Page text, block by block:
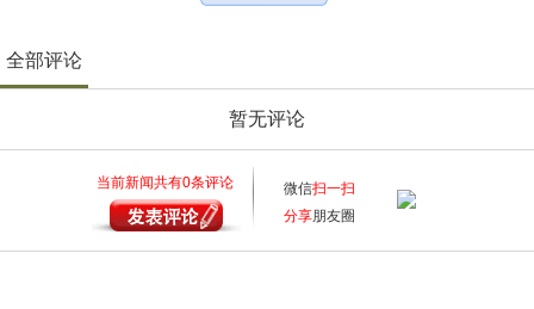
全部评论
暂无评论
当前新闻共有0条评论 微信扫一扫
分享朋友圈